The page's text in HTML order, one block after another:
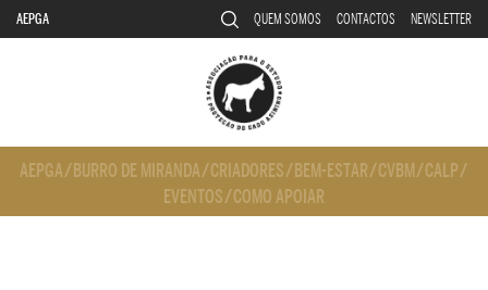
AEPGA QUEM SOMOS CONTACTOS NEWSLETTER
AEPGA/ BURRO DE MIRANDA/CRIADORES/ BEM-ESTAR/CVBM/CALP/
EVENTOS/COMO APOIAR